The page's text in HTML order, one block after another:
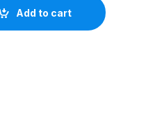
Add to cart